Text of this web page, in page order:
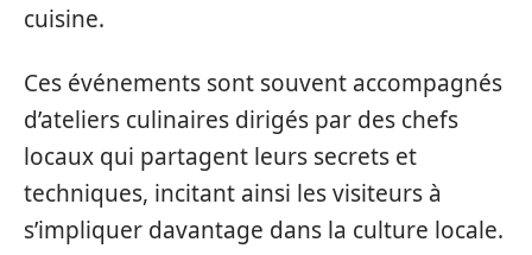
cuisine.
Ces événements sont souvent accompagnés
d’ateliers culinaires dirigés par des chefs
locaux qui partagent leurs secrets et
techniques, incitant ainsi les visiteurs à
s’impliquer davantage dans la culture locale.